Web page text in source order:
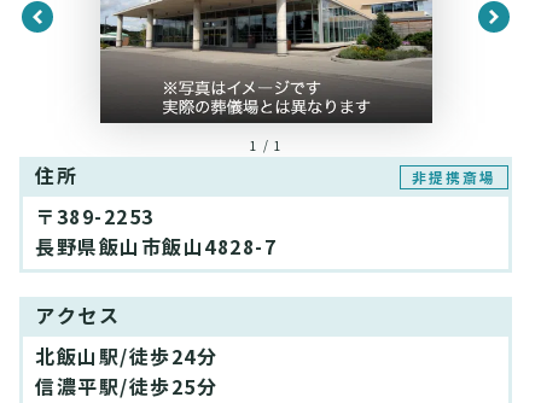
1 / 1
住所 非提携斎場
〒389-2253
長野県飯山市飯山4828-7
アクセス
北飯山駅/徒歩24分
信濃平駅/徒歩25分